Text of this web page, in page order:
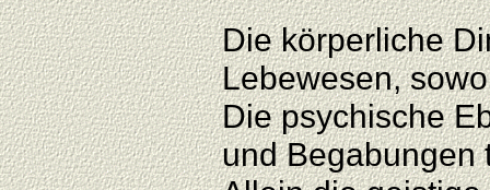
Die körperliche
Lebewesen,
Die psychische
und Begabungen